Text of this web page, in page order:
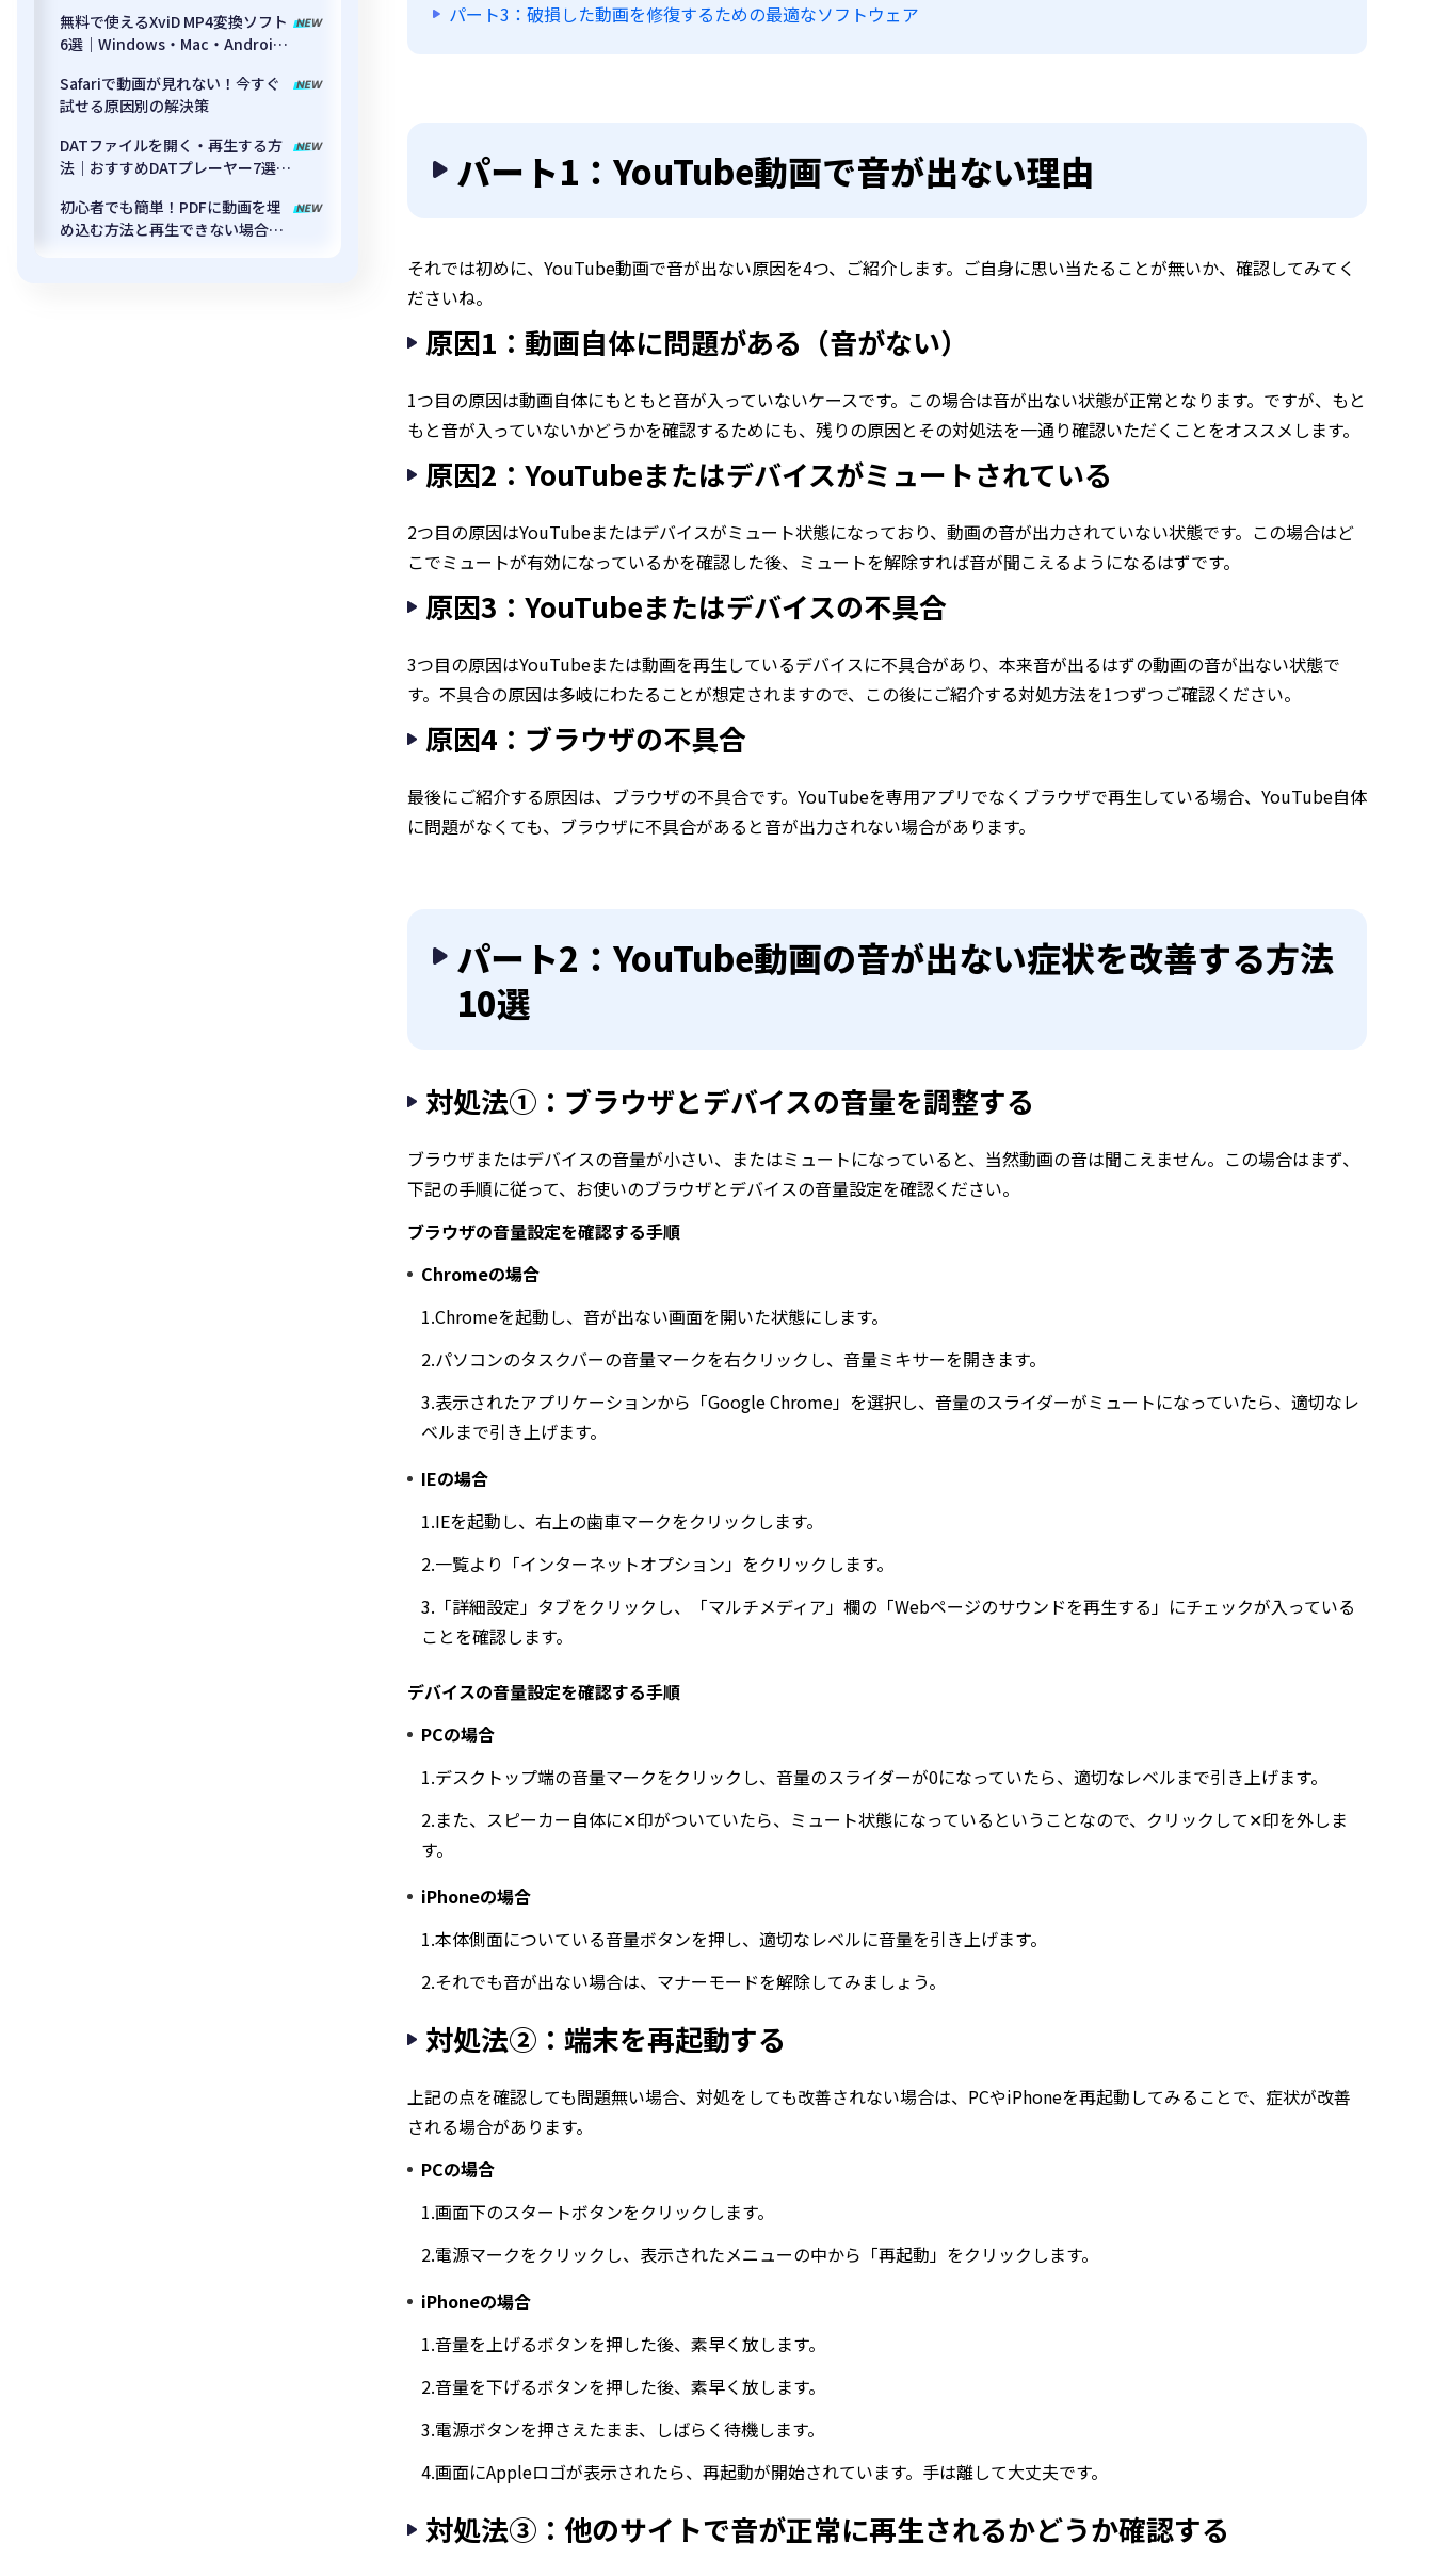
無料で使えるXviD MP4変換ソフト
6選｜Windows・Mac・Android
Safariで動画が見れない！今すぐ
試せる原因別の解決策
DATファイルを開く・再生する方
法｜おすすめDATプレーヤー7選
初心者でも簡単！PDFに動画を埋
め込む方法と再生できない場合の
パート3：破損した動画を修復するための最適なソフトウェア
パート1：YouTube動画で音が出ない理由
それでは初めに、YouTube動画で音が出ない原因を4つ、ご紹介します。ご自身に思い当たることが無いか、確認してみてく
ださいね。
原因1：動画自体に問題がある（音がない）
1つ目の原因は動画自体にもともと音が入っていないケースです。この場合は音が出ない状態が正常となります。ですが、もと
もと音が入っていないかどうかを確認するためにも、残りの原因とその対処法を一通り確認いただくことをオススメします。
原因2：YouTubeまたはデバイスがミュートされている
2つ目の原因はYouTubeまたはデバイスがミュート状態になっており、動画の音が出力されていない状態です。この場合はど
こでミュートが有効になっているかを確認した後、ミュートを解除すれば音が聞こえるようになるはずです。
原因3：YouTubeまたはデバイスの不具合
3つ目の原因はYouTubeまたは動画を再生しているデバイスに不具合があり、本来音が出るはずの動画の音が出ない状態で
す。不具合の原因は多岐にわたることが想定されますので、この後にご紹介する対処方法を1つずつご確認ください。
原因4：ブラウザの不具合
最後にご紹介する原因は、ブラウザの不具合です。YouTubeを専用アプリでなくブラウザで再生している場合、YouTube自体
に問題がなくても、ブラウザに不具合があると音が出力されない場合があります。
パート2：YouTube動画の音が出ない症状を改善する方法
10選
対処法①：ブラウザとデバイスの音量を調整する
ブラウザまたはデバイスの音量が小さい、またはミュートになっていると、当然動画の音は聞こえません。この場合はまず、
下記の手順に従って、お使いのブラウザとデバイスの音量設定を確認ください。
ブラウザの音量設定を確認する手順
Chromeの場合
1.Chromeを起動し、音が出ない画面を開いた状態にします。
2.パソコンのタスクバーの音量マークを右クリックし、音量ミキサーを開きます。
3.表示されたアプリケーションから「Google Chrome」を選択し、音量のスライダーがミュートになっていたら、適切なレ
ベルまで引き上げます。
IEの場合
1.IEを起動し、右上の歯車マークをクリックします。
2.一覧より「インターネットオプション」をクリックします。
3.「詳細設定」タブをクリックし、「マルチメディア」欄の「Webページのサウンドを再生する」にチェックが入っている
ことを確認します。
デバイスの音量設定を確認する手順
PCの場合
1.デスクトップ端の音量マークをクリックし、音量のスライダーが0になっていたら、適切なレベルまで引き上げます。
2.また、スピーカー自体に✕印がついていたら、ミュート状態になっているということなので、クリックして✕印を外しま
す。
iPhoneの場合
1.本体側面についている音量ボタンを押し、適切なレベルに音量を引き上げます。
2.それでも音が出ない場合は、マナーモードを解除してみましょう。
対処法②：端末を再起動する
上記の点を確認しても問題無い場合、対処をしても改善されない場合は、PCやiPhoneを再起動してみることで、症状が改善
される場合があります。
PCの場合
1.画面下のスタートボタンをクリックします。
2.電源マークをクリックし、表示されたメニューの中から「再起動」をクリックします。
iPhoneの場合
1.音量を上げるボタンを押した後、素早く放します。
2.音量を下げるボタンを押した後、素早く放します。
3.電源ボタンを押さえたまま、しばらく待機します。
4.画面にAppleロゴが表示されたら、再起動が開始されています。手は離して大丈夫です。
対処法③：他のサイトで音が正常に再生されるかどうか確認する